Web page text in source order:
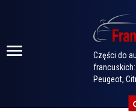
Części do
Peugeot,